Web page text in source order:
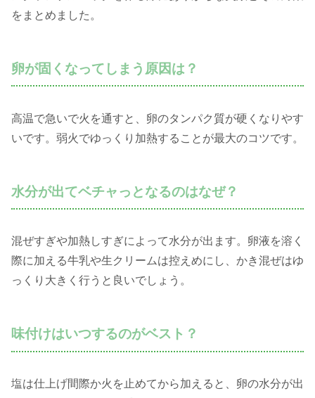
をまとめました。
卵が固くなってしまう原因は？
高温で急いで火を通すと、卵のタンパク質が硬くなりやす
いです。弱火でゆっくり加熱することが最大のコツです。
水分が出てベチャっとなるのはなぜ？
混ぜすぎや加熱しすぎによって水分が出ます。卵液を溶く
際に加える牛乳や生クリームは控えめにし、かき混ぜはゆ
っくり大きく行うと良いでしょう。
味付けはいつするのがベスト？
塩は仕上げ間際か火を止めてから加えると、卵の水分が出